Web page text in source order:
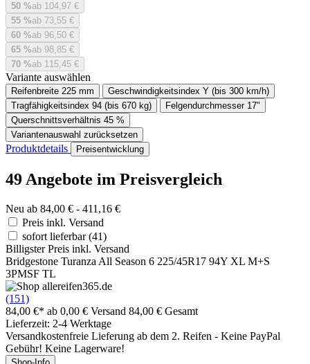
50 %ab 104,97 €
55 %ab 73,55 €
60 %ab 96,50 €
65 %ab 98,85 €
70 %ab 115,45 €
Variante auswählen
Reifenbreite 225 mm Geschwindigkeitsindex Y (bis 300 km/h)
Tragfähigkeitsindex 94 (bis 670 kg) Felgendurchmesser 17"
Querschnittsverhältnis 45 %
Variantenauswahl zurücksetzen
Produktdetails Preisentwicklung
49 Angebote im Preisvergleich
Neu ab 84,00 € - 411,16 €
Preis inkl. Versand
sofort lieferbar(41)
Billigster Preis inkl. Versand
Bridgestone Turanza All Season 6 225/45R17 94Y XL M+S
3PMSF TL
(151)
84,00 €* ab 0,00 € Versand 84,00 € Gesamt
Lieferzeit: 2-4 Werktage
Versandkostenfreie Lieferung ab dem 2. Reifen - Keine PayPal
Gebühr! Keine Lagerware!